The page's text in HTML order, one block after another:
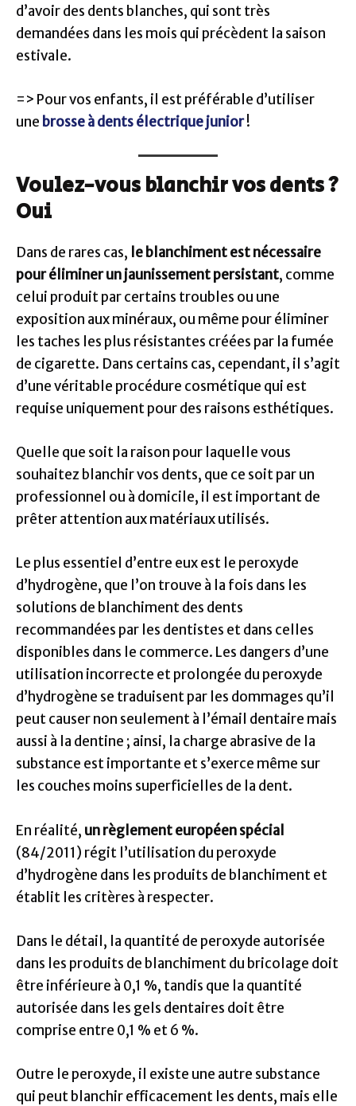
d’avoir des dents blanches, qui sont très
demandées dans les mois qui précèdent la saison
estivale.
=> Pour vos enfants, il est préférable d’utiliser
une brosse à dents électrique junior!
Voulez-vous blanchir vos dents ?
Oui
Dans de rares cas, le blanchiment est nécessaire
pour éliminer un jaunissement persistant, comme
celui produit par certains troubles ou une
exposition aux minéraux, ou même pour éliminer
les taches les plus résistantes créées par la fumée
de cigarette. Dans certains cas, cependant, il s’agit
d’une véritable procédure cosmétique qui est
requise uniquement pour des raisons esthétiques.
Quelle que soit la raison pour laquelle vous
souhaitez blanchir vos dents, que ce soit par un
professionnel ou à domicile, il est important de
prêter attention aux matériaux utilisés.
Le plus essentiel d’entre eux est le peroxyde
d’hydrogène, que l’on trouve à la fois dans les
solutions de blanchiment des dents
recommandées par les dentistes et dans celles
disponibles dans le commerce. Les dangers d’une
utilisation incorrecte et prolongée du peroxyde
d’hydrogène se traduisent par les dommages qu’il
peut causer non seulement à l’émail dentaire mais
aussi à la dentine ; ainsi, la charge abrasive de la
substance est importante et s’exerce même sur
les couches moins superficielles de la dent.
En réalité, un règlement européen spécial
(84/2011) régit l’utilisation du peroxyde
d’hydrogène dans les produits de blanchiment et
établit les critères à respecter.
Dans le détail, la quantité de peroxyde autorisée
dans les produits de blanchiment du bricolage doit
être inférieure à 0,1 %, tandis que la quantité
autorisée dans les gels dentaires doit être
comprise entre 0,1 % et 6 %.
Outre le peroxyde, il existe une autre substance
qui peut blanchir efficacement les dents, mais elle